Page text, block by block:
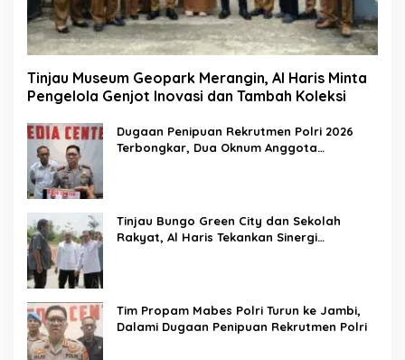
Tinjau Museum Geopark Merangin, Al Haris Minta
Pengelola Genjot Inovasi dan Tambah Koleksi
Dugaan Penipuan Rekrutmen Polri 2026
Terbongkar, Dua Oknum Anggota
Tinjau Bungo Green City dan Sekolah
Rakyat, Al Haris Tekankan Sinergi
Tim Propam Mabes Polri Turun ke Jambi,
Dalami Dugaan Penipuan Rekrutmen Polri